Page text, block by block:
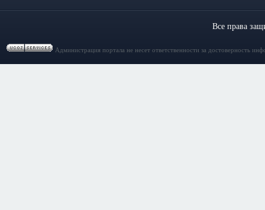
Все права
Администрация портала не несет ответственности за достоверность